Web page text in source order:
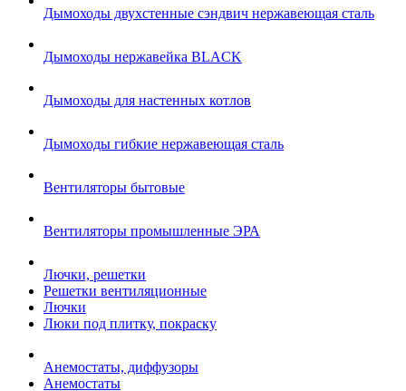
Дымоходы двухстенные сэндвич нержавеющая сталь
Дымоходы нержавейка BLACK
Дымоходы для настенных котлов
Дымоходы гибкие нержавеющая сталь
Вентиляторы бытовые
Вентиляторы промышленные ЭРА
Лючки, решетки
Решетки вентиляционные
Лючки
Люки под плитку, покраску
Анемостаты, диффузоры
Анемостаты